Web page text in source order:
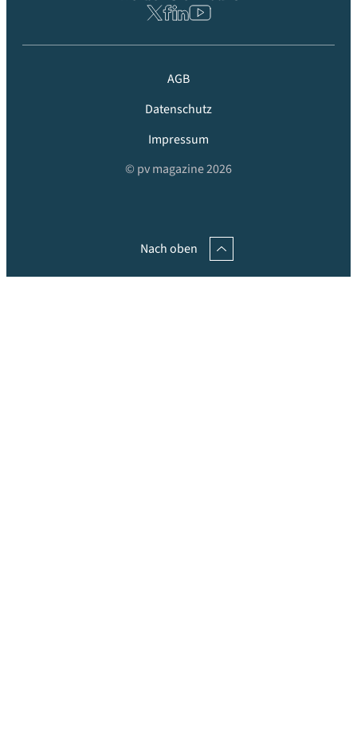
AGB
Datenschutz
Impressum
© pv magazine 2026
Nach oben